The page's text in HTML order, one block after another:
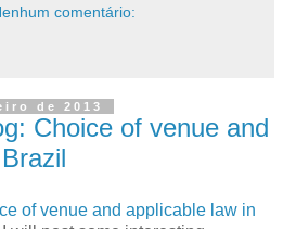
comentário:
de 2013
Choice of venue and
of venue and applicable law in